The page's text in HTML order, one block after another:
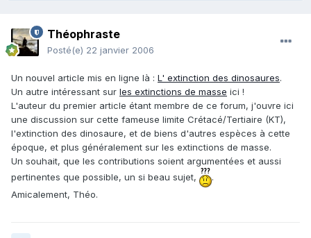
Théophraste
Posté(e) 22 janvier 2006
Un nouvel article mis en ligne là : L' extinction des dinosaures.
Un autre intéressant sur les extinctions de masse ici !
L'auteur du premier article étant membre de ce forum, j'ouvre ici
une discussion sur cette fameuse limite Crétacé/Tertiaire (KT),
l'extinction des dinosaure, et de biens d'autres espèces à cette
époque, et plus généralement sur les extinctions de masse.
Un souhait, que les contributions soient argumentées et aussi
pertinentes que possible, un si beau sujet,
.
Amicalement, Théo.